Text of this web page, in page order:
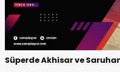
Süperde Akhisar ve